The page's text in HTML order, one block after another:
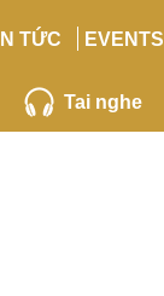
TỨC EVENTS
Tai nghe